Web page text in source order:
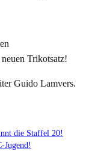
Trikotsatz!
Guido Lamvers.
die Staffel 20!
Jugend!